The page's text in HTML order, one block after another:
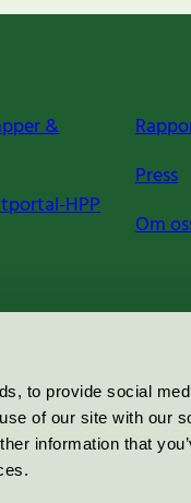
to provide social
of our site with our
information that
&
HPP
Press
Om